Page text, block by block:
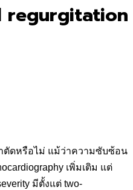
regurgitation
าตัดหรือไม่ แม้ว่าความซับซ้อน
เพิ่มเติม แต่
มีตั้งแต่ two-